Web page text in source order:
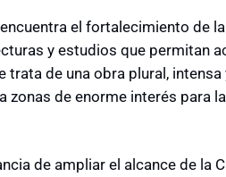
el fortalecimiento de
y estudios que permitan
trata de una obra plural, intensa
de enorme interés para
de ampliar el alcance de la